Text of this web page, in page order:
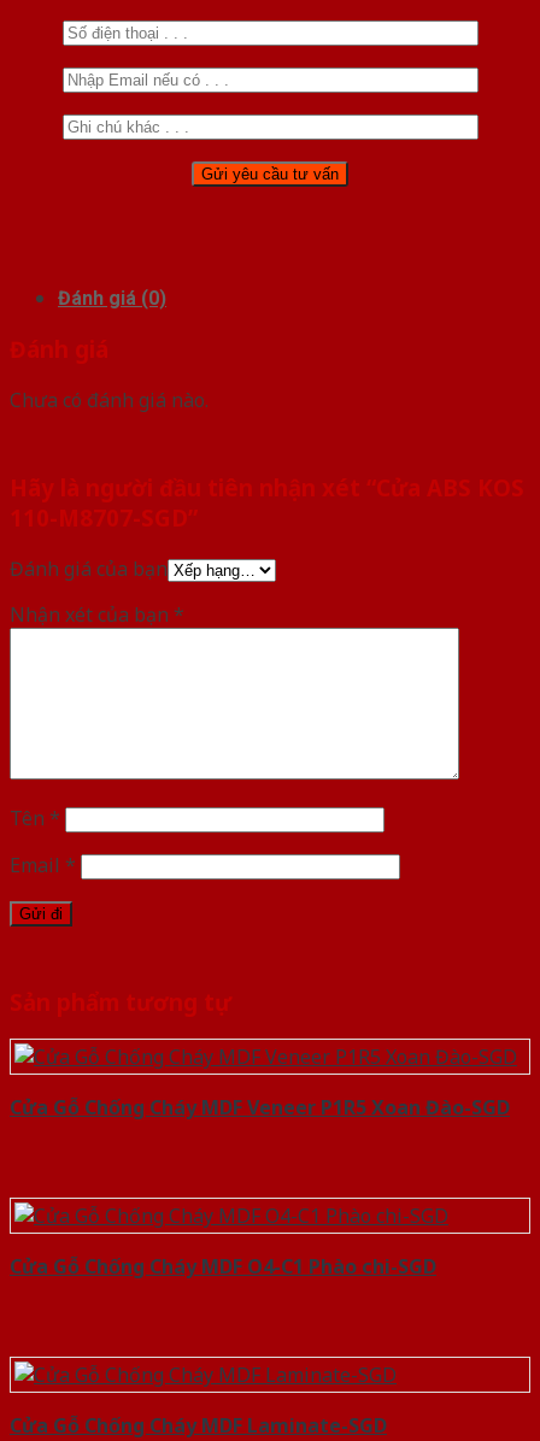
Đánh giá (0)
Đánh giá
Chưa có đánh giá nào.
Hãy là người đầu tiên nhận xét “Cửa ABS KOS
110-M8707-SGD”
Đánh giá của bạn
Nhận xét của bạn *
Tên *
Email *
Sản phẩm tương tự
Cửa Gỗ Chống Cháy MDF Veneer P1R5 Xoan Đào-SGD
Cửa Gỗ Chống Cháy MDF O4-C1 Phào chi-SGD
Cửa Gỗ Chống Cháy MDF Laminate-SGD